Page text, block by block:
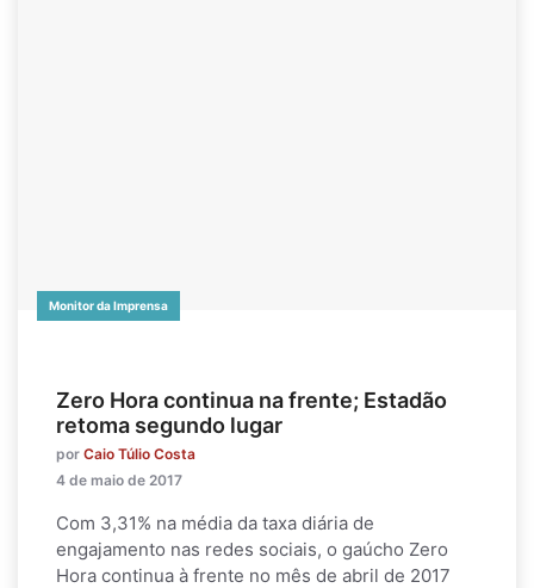
Monitor da Imprensa
Zero Hora continua na frente; Estadão
retoma segundo lugar
por Caio Túlio Costa
4 de maio de 2017
Com 3,31% na média da taxa diária de
engajamento nas redes sociais, o gaúcho Zero
Hora continua à frente no mês de abril de 2017